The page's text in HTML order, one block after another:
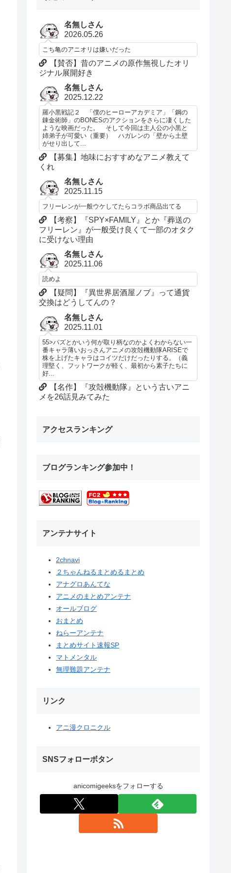
名無しさん
2026.05.26
こち亀のアニオリは嫌いだった
【賛否】昔のアニメの原作無視したオリ
ジナル展開好き
名無しさん
2025.12.22
羅小黒戦記２ 「僕のヒーローアカデミア」「鋼の
錬金術師」のBONESのアクションをさらに凄くした
ような映画だった。 そして今回は主人公の小黒と
姉弟子が可愛い（重要） ハガレンの「壁から土壁
がせり出して...
【募集】地味におすすめなアニメ教えて
くれ
名無しさん
2025.11.15
フリーレンが一般ウケしてたらコラボ商品出てる
【考察】『SPY×FAMILY』とか『葬送の
フリーレン』が一般受け良くて一部のオタク
に受けない理由
名無しさん
2025.11.06
読めよ
【疑問】『異世界居酒屋ノブ』って通貨
交換はどうしてんの？
名無しさん
2025.11.01
55>パズとかいう何が取り柄なのかよくわからない一
番キャラ薄いおっさんアニメの攻殻機動隊ARISEで
株を上げたキャラはコイツだけだったりする。（義
理堅く、フットワークが軽く、最初から素子たちに
好...
【名作】『攻殻機動隊』という古いアニ
メを26話見みてみた
アクセスランキング
ブログランキング参加中！
アンテナサイト
2chnavi
２ちゃんねるまとめるまとめ
アナグロあんてな
アニメのまとめアンテナ
オールブログ
おまとめ
ねらーアンテナ
まとめサイト速報SP
マトメンタル
無理難題アンテナ
リンク
アニ漫クロニクル
SNSフォローボタン
anicomigeeksをフォローする